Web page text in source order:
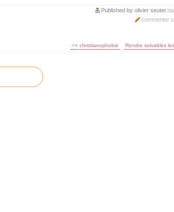
Published by olivier seutet
commenter
<< christianophobie Rendre solvables